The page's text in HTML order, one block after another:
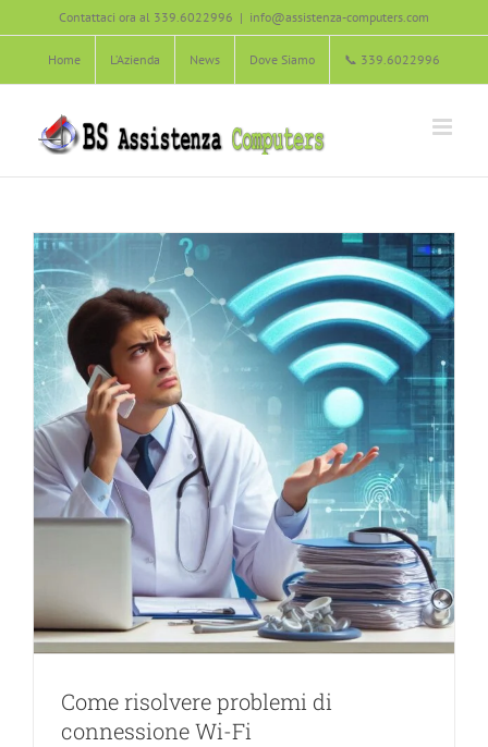
al
Contattaci ora al 339.6022996 | info@assistenza-computers.com
Home L’Azienda News Dove Siamo 📞 339.6022996
connessione Wi-Fi
Carmignano Montale Montemurlo Pistoia Poggio a
Come risolvere problemi di
connessione Wi-Fi